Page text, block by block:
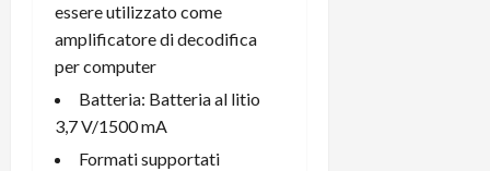
essere utilizzato come
amplificatore di decodifica
per computer
Batteria: Batteria al litio
3,7 V/1500 mA
Formati supportati